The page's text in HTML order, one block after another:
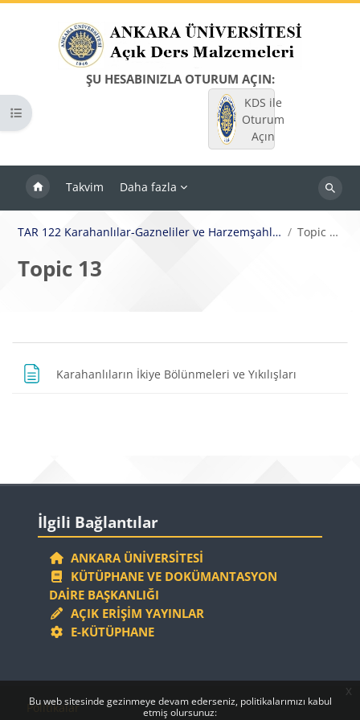
Bu web sitesinde gezinmeye devam ederseniz, politikalarımızı kabul
etmiş olursunuz:
x
ŞU HESABINIZLA OTURUM AÇIN:
KDS ile
Oturum
Açın
Takvim Daha fazla
Dersleri
Kurs dizinini aç
TAR 122 Karahanlılar-Gazneliler ve Harzemşahlar Topic 13
Topic 13
Bloklar
Bölüm anahatları
Karahanlıların İkiye Bölünmeleri ve Yıkılışları
Bloklar
İlgili Bağlantılar
ANKARA ÜNIVERSITESI
KÜTÜPHANE VE DOKÜMANTASYON
DAIRE BAŞKANLIĞI
AÇIK ERIŞIM YAYINLAR
E-KÜTÜPHANE
Bloklar
Bloklar
Politikalar